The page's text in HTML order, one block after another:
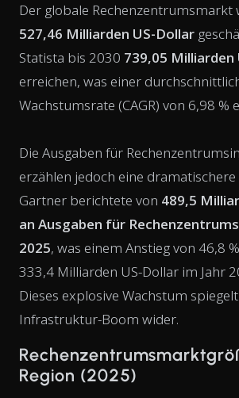
Der globale Rechenzentrumsmarkt
527,46 Milliarden US-Dollar
Statista bis 2030 739,05 Milliarden
erreichen, was einer
Wachstumsrate (CAGR) von 6,98 %
Die Ausgaben für
erzählen jedoch eine dramatischere
Gartner berichtete von 489,5
an Ausgaben für
2025, was einem Anstieg von 46,8
333,4 Milliarden US-Dollar im Jahr
Dieses explosive Wachstum
Infrastruktur-Boom wider.
Region (2025)